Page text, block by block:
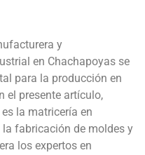
y
en Chachapoyas se
para la producción en
el presente artículo,
la matricería en
fabricación de moldes y
los expertos en